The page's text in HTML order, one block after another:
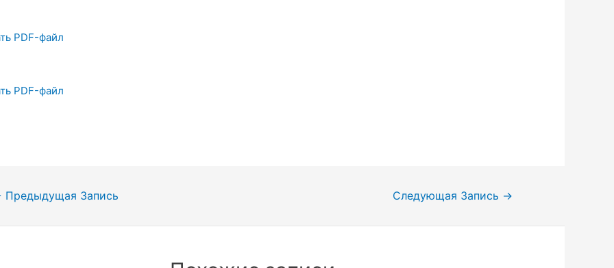
PDF-файл
PDF-файл
Предыдущая Запись Следующая Запись →